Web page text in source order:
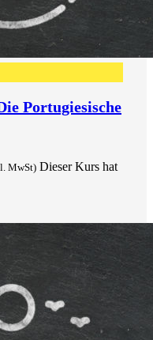
Portugiesische
MwSt) Dieser Kurs hat